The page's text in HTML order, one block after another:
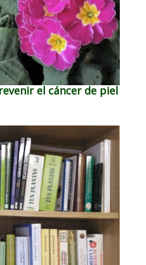
el cáncer de piel